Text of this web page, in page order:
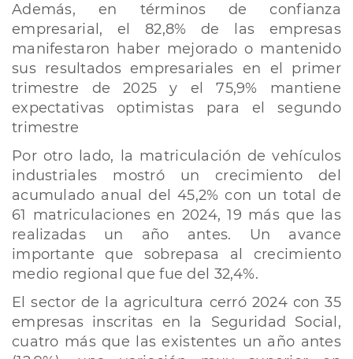
Además, en términos de confianza
empresarial, el 82,8% de las empresas
manifestaron haber mejorado o mantenido
sus resultados empresariales en el primer
trimestre de 2025 y el 75,9% mantiene
expectativas optimistas para el segundo
trimestre
Por otro lado, la matriculación de vehículos
industriales mostró un crecimiento del
acumulado anual del 45,2% con un total de
61 matriculaciones en 2024, 19 más que las
realizadas un año antes. Un avance
importante que sobrepasa al crecimiento
medio regional que fue del 32,4%.
El sector de la agricultura cerró 2024 con 35
empresas inscritas en la Seguridad Social,
cuatro más que las existentes un año antes